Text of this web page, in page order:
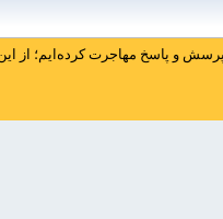
و پاسخ مهاجرت کرده‌ایم؛ از